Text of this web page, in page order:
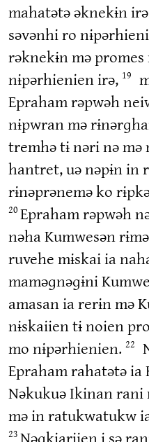
mahatətə əknekɨn
səvənhi ro
rəknekɨn mə
nɨpərhienien irə, 19
Epraham rəpwəh
nɨpwran mə
tremhə tɨ nəri nə
hantret, uə nəpɨn in
rɨnəprənemə ko
20 Epraham rəpwəh
nəha Kumwesən
ruvehe mɨskai ia
maməɡnəɡɨni
amasan ia rerɨn mə
nɨskaiien tɨ noien
mo nɨpərhienien. 22
Epraham rahatətə ia
Nəkukuə Ikinan rani
mə in ratukwatukw
23 Nəɡkiariien i sə